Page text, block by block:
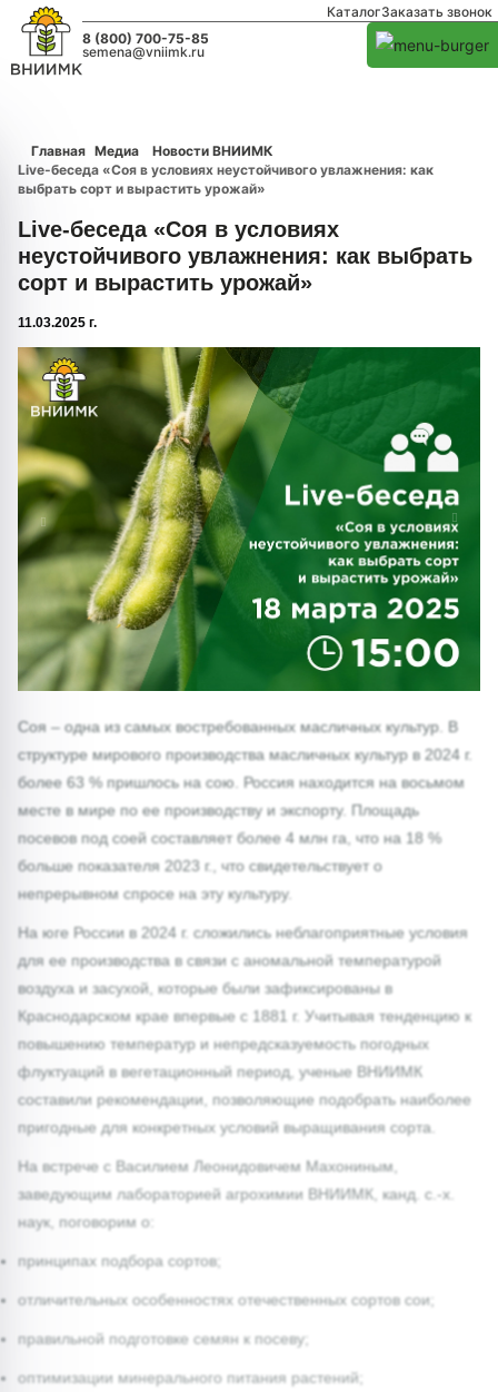
КаталогЗаказать звонок
8 (800) 700-75-85
semena@vniimk.ru
Главная Медиа
Новости ВНИИМК
Live-беседа «Соя в условиях неустойчивого увлажнения: как
выбрать сорт и вырастить урожай»
Live-беседа «Соя в условиях
неустойчивого увлажнения: как выбрать
сорт и вырастить урожай»
11.03.2025 г.
Соя – одна из самых востребованных масличных культур. В
структуре мирового производства масличных культур в 2024 г.
более 63 % пришлось на сою. Россия находится на восьмом
месте в мире по ее производству и экспорту. Площадь
посевов под соей составляет более 4 млн га, что на 18 %
больше показателя 2023 г., что свидетельствует о
непрерывном спросе на эту культуру.
На юге России в 2024 г. сложились неблагоприятные условия
для ее производства в связи с аномальной температурой
воздуха и засухой, которые были зафиксированы в
Краснодарском крае впервые с 1881 г. Учитывая тенденцию к
повышению температур и непредсказуемость погодных
флуктуаций в вегетационный период, ученые ВНИИМК
составили рекомендации, позволяющие подобрать наиболее
пригодные для конкретных условий выращивания сорта.
На встрече с Василием Леонидовичем Махониным,
заведующим лабораторией агрохимии ВНИИМК, канд. с.-х.
наук, поговорим о:
принципах подбора сортов;
отличительных особенностях отечественных сортов сои;
правильной подготовке семян к посеву;
оптимизации минерального питания растений;